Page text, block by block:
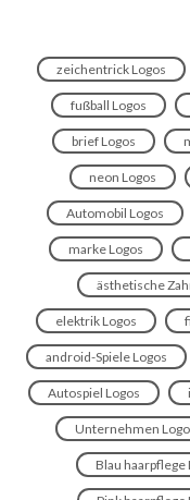
zeichentrick Logos
fußball Logos
brief Logos
neon Logos
Automobil Logos
marke Logos
ästhetische
elektrik Logos
android-Spiele Logos
Autospiel Logos
Unternehmen
Blau haarpflege